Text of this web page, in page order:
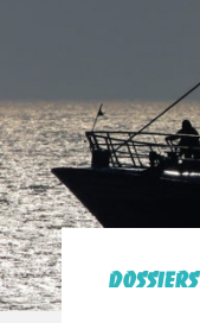
Dossiers